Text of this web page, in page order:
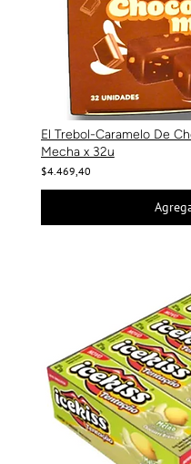
El Trebol-Caramelo De
Mecha x 32u
$4.469,40